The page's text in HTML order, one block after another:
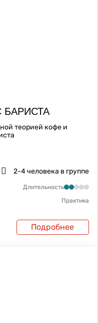
БАРИСТА
теорией кофе и
2-4 человека в группе
Длительность
Практика
Подробнее